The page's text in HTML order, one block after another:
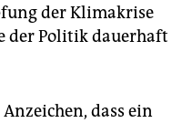
der Klimakrise
der Politik dauerhaft
dass ein